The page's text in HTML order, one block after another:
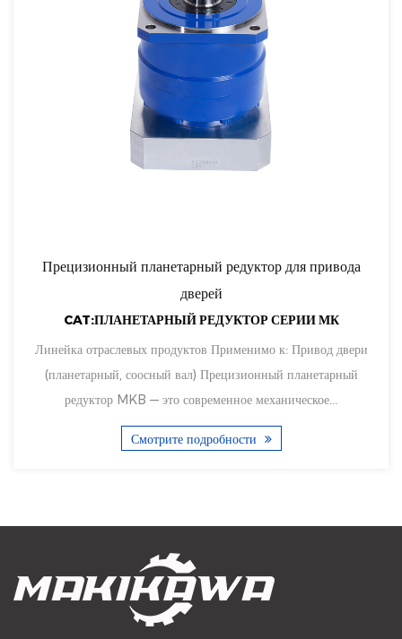
Прецизионный планетарный редуктор для привода
дверей
CAT:ПЛАНЕТАРНЫЙ РЕДУКТОР СЕРИИ МК
Линейка отраслевых продуктов Применимо к: Привод двери
(планетарный, соосный вал) Прецизионный планетарный
редуктор MKB — это современное механическое...
Смотрите подробности